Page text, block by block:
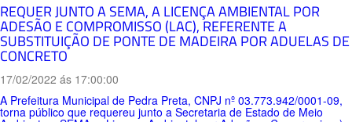
REQUER JUNTO A SEMA, A LICENÇA AMBIENTAL POR
ADESÃO E COMPROMISSO (LAC), REFERENTE A
SUBSTITUIÇÃO DE PONTE DE MADEIRA POR ADUELAS DE
CONCRETO
17/02/2022 ás 17:00:00
A Prefeitura Municipal de Pedra Preta, CNPJ nº 03.773.942/0001-09,
torna público que requereu junto a Secretaria de Estado de Meio